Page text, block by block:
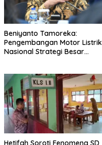
Beniyanto Tamoreka:
Pengembangan Motor Listrik
Nasional Strategi Besar